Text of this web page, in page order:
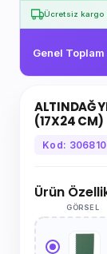
Ücretsiz kargo
Genel Toplam
ALTINDAĞ
(17X24 CM)
Kod: 306810
Ürün
GÖRSEL